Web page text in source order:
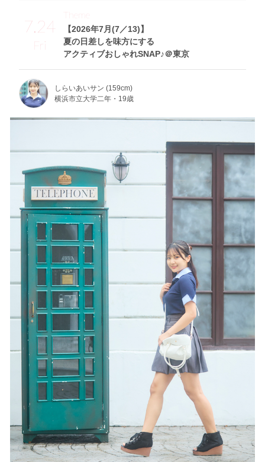
7.24
Fri
【2026年7月(7／13)】
夏の日差しを味方にする
アクティブおしゃれSNAP♪＠東京
Theme
しらいあいサン (159cm)
横浜市立大学二年・19歳